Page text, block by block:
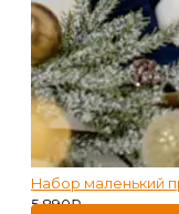
Набор маленький
5 890₽